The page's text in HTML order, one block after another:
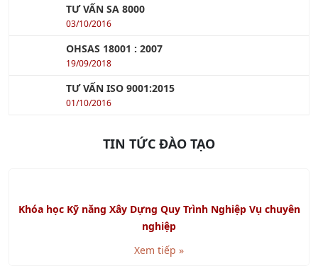
17/10/2017
03/10/2016
19/09/2018